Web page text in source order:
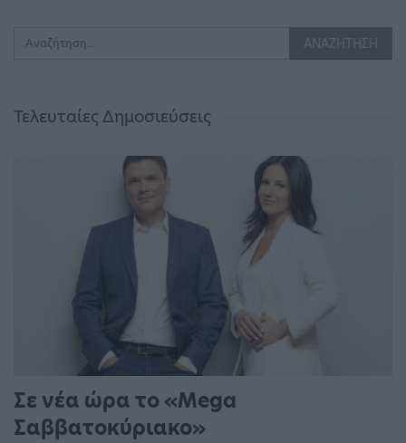
Τελευταίες Δημοσιεύσεις
Σε νέα ώρα το «Mega
Σαββατοκύριακο»